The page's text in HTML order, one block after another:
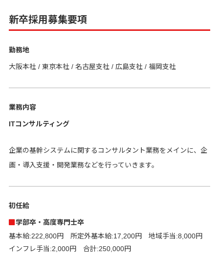
新卒採用募集要項
勤務地
大阪本社 / 東京本社 / 名古屋支社 / 広島支社 / 福岡支社
業務内容
ITコンサルティング
企業の基幹システムに関するコンサルタント業務をメインに、企
画・導入支援・開発業務などを行っていきます。
初任給
学部卒・高度専門士卒
基本給:222,800円 所定外基本給:17,200円 地域手当:8,000円
インフレ手当:2,000円 合計:250,000円